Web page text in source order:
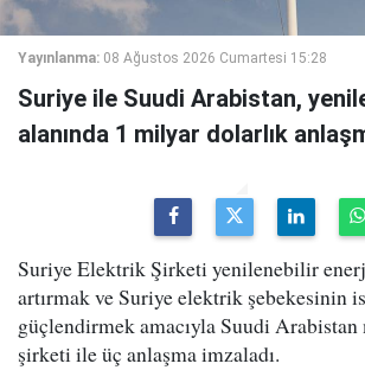
Yayınlanma: 08 Ağustos 2026 Cumartesi 15:28
Suriye ile Suudi Arabistan,
alanında 1 milyar dolarlık
Suriye Elektrik Şirketi yenilenebilir
artırmak ve Suriye elektrik şebekesinin
güçlendirmek amacıyla Suudi
şirketi ile üç anlaşma imzaladı.